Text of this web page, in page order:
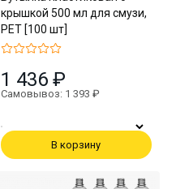
крышкой 500 мл для смузи,
PET [100 шт]
1 436 ₽
Самовывоз: 1 393 ₽
В корзину